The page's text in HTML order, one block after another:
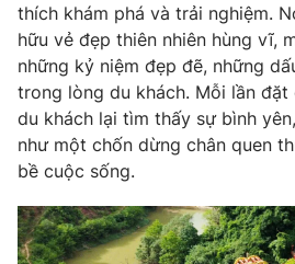
Video
VTV Money VTV
VTV Sức khoẻ Bất
Thị trường 24h Tấm
thích khám phá và trải nghiệm.
hữu vẻ đẹp thiên nhiên hùng vĩ,
những kỷ niệm đẹp đẽ, những
trong lòng du khách. Mỗi lần đặt
du khách lại tìm thấy sự bình
như một chốn dừng chân quen
bề cuộc sống.